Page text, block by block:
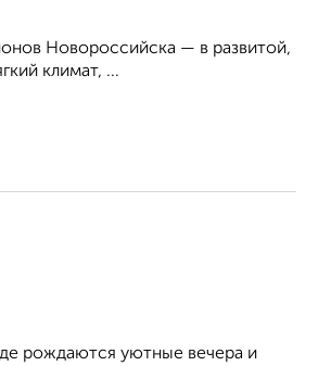
Новороссийска — в развитой,
климат, ...
рождаются уютные вечера и